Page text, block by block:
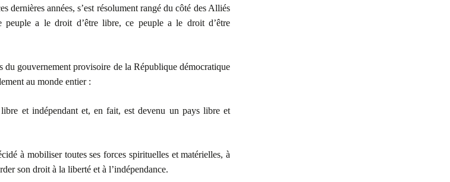
dernières années, s’est résolument rangé du côté des Alliés
peuple a le droit d’être libre, ce peuple a le droit d’être
du gouvernement provisoire de la République démocratique
au monde entier :
et indépendant et, en fait, est devenu un pays libre et
à mobiliser toutes ses forces spirituelles et matérielles, à
son droit à la liberté et à l’indépendance.